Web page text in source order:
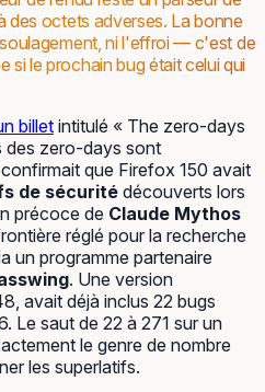
des octets adverses. La bonne
ni l'effroi — c'est de
si le prochain bug était celui qui
billetintitulé « The zero-days
des zero-days sont
que Firefox 150 avait
de sécurité découverts lors
précoce de Claude Mythos
réglé pour la recherche
un programme partenaire
. Une version
avait déjà inclus 22 bugs
Le saut de 22 à 271 sur un
le genre de nombre
les superlatifs.